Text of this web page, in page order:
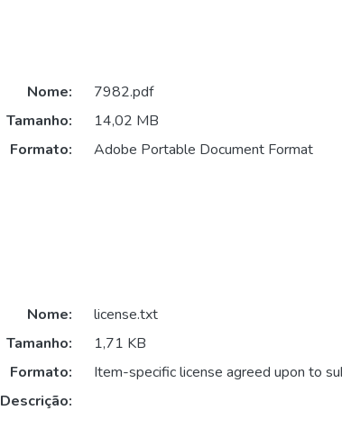
Nome:
7982.pdf
Tamanho:
14,02 MB
Formato:
Adobe Portable Document Format
Nome:
license.txt
Tamanho:
1,71 KB
Formato:
Item-specific license agreed upon to
Descrição: